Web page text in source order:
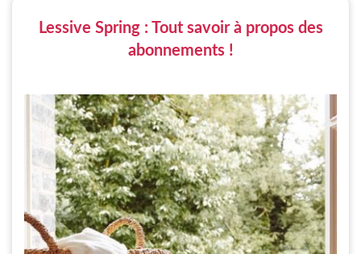
Lessive Spring : Tout savoir à propos des
abonnements !